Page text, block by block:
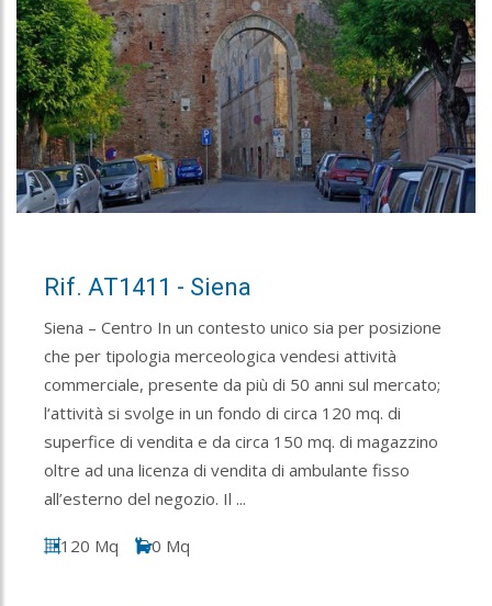
Rif. AT1411 - Siena
Siena – Centro In un contesto unico sia per posizione
che per tipologia merceologica vendesi attività
commerciale, presente da più di 50 anni sul mercato;
l‘attività si svolge in un fondo di circa 120 mq. di
superfice di vendita e da circa 150 mq. di magazzino
oltre ad una licenza di vendita di ambulante fisso
all’esterno del negozio. Il ...
120 Mq 0 Mq